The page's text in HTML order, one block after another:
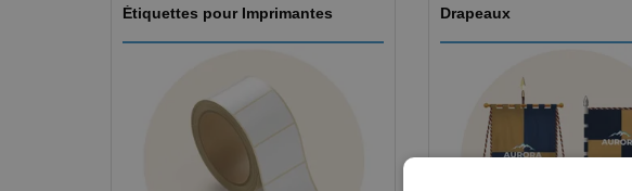
Étiquettes pour Imprimantes Drapeaux